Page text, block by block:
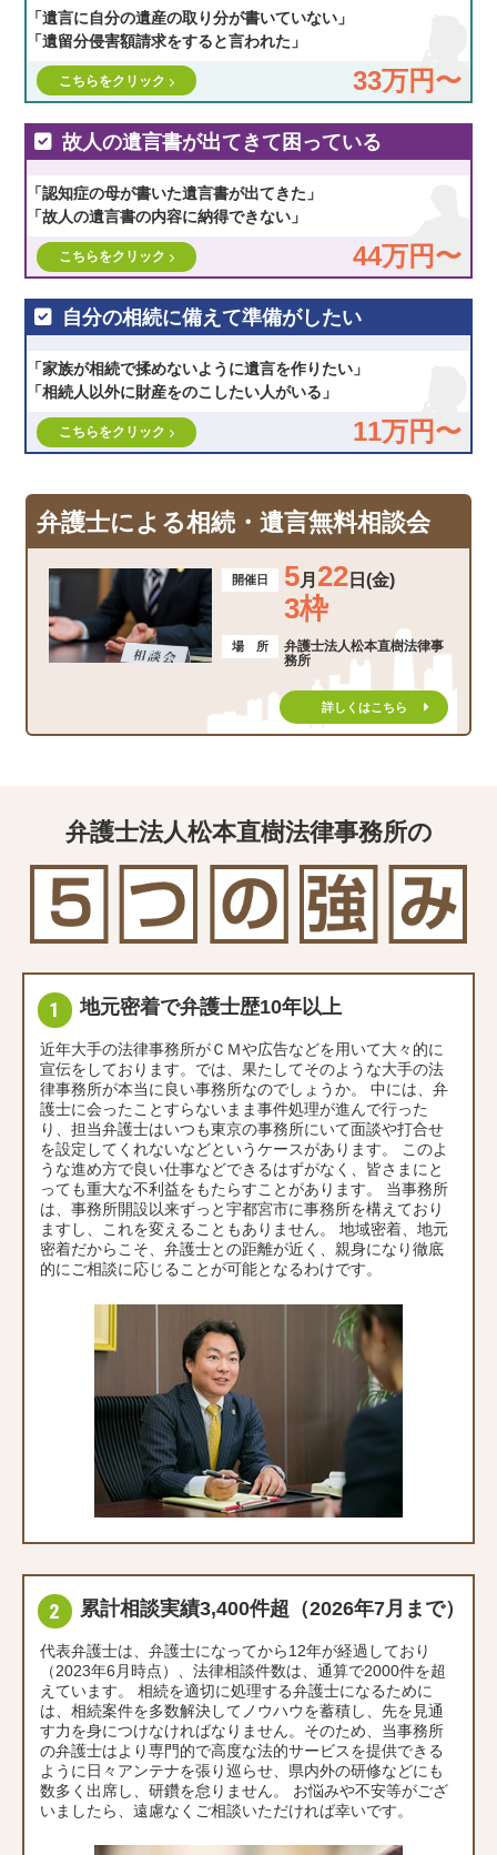
「遺言に自分の遺産の取り分が書いていない」
「遺留分侵害額請求をすると言われた」
33万円〜
こちらをクリック
故人の遺言書が出てきて困っている
「認知症の母が書いた遺言書が出てきた」
「故人の遺言書の内容に納得できない」
44万円〜
こちらをクリック
自分の相続に備えて準備がしたい
「家族が相続で揉めないように遺言を作りたい」
「相続人以外に財産をのこしたい人がいる」
11万円〜
こちらをクリック
弁護士による相続・遺言無料相談会
開催日 5月 22日(金)
3枠
場 所
弁護士法人松本直樹法律事
務所
詳しくはこちら
弁護士法人松本直樹法律事務所の
地元密着で弁護士歴10年以上
近年大手の法律事務所がＣＭや広告などを用いて大々的に
宣伝をしております。では、果たしてそのような大手の法
律事務所が本当に良い事務所なのでしょうか。 中には、弁
護士に会ったことすらないまま事件処理が進んで行った
り、担当弁護士はいつも東京の事務所にいて面談や打合せ
を設定してくれないなどというケースがあります。 このよ
うな進め方で良い仕事などできるはずがなく、皆さまにと
っても重大な不利益をもたらすことがあります。 当事務所
は、事務所開設以来ずっと宇都宮市に事務所を構えており
ますし、これを変えることもありません。 地域密着、地元
密着だからこそ、弁護士との距離が近く、親身になり徹底
的にご相談に応じることが可能となるわけです。
累計相談実績3,400件超（2026年7月まで）
代表弁護士は、弁護士になってから12年が経過しており
（2023年6月時点）、法律相談件数は、通算で2000件を超
えています。 相続を適切に処理する弁護士になるために
は、相続案件を多数解決してノウハウを蓄積し、先を見通
す力を身につけなければなりません。そのため、当事務所
の弁護士はより専門的で高度な法的サービスを提供できる
ように日々アンテナを張り巡らせ、県内外の研修などにも
数多く出席し、研鑽を怠りません。 お悩みや不安等がござ
いましたら、遠慮なくご相談いただければ幸いです。